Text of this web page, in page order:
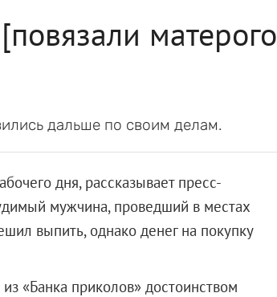
матерого
дальше по своим делам.
дня, рассказывает пресс-
мужчина, проведший в местах
выпить, однако денег на покупку
«Банка приколов» достоинством